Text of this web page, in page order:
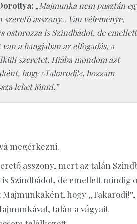
„Majmunka nem pusztán
szerető asszony... Van véleménye,
ostorozza is Szindbádot, de emellett
a hangjában az elfogadás, a
szeretet. Hiába mondom azt
hogy »Takarodj!«, hozzám
lehet jönni.”
megérkezni.
asszony, mert az talán
Szindbádot, de emellett mindig
hogy „Takarodj!”,
talán a vágyait